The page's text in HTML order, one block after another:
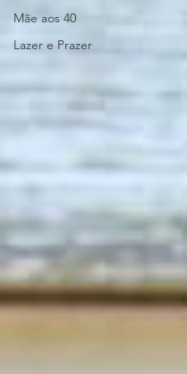
Mãe aos 40
Lazer e Prazer